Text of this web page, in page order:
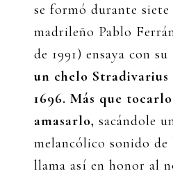
se formó durante siete
madrileño Pablo
de 1991) ensaya con su
un chelo
1696. Más que
amasarlo, sacándole
melancólico sonido de
llama así en honor al